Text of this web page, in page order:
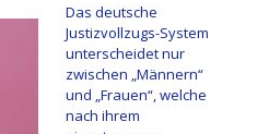
Das deutsche
Justizvollzugs-System
unterscheidet nur
zwischen „Männern“
und „Frauen“, welche
nach ihrem